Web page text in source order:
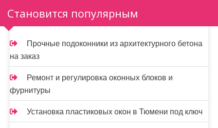
а
п
и
с
я
м
Становится популярным
Прочные подоконники из архитектурного бетона
на заказ
Ремонт и регулировка оконных блоков и
фурнитуры
Установка пластиковых окон в Тюмени под ключ